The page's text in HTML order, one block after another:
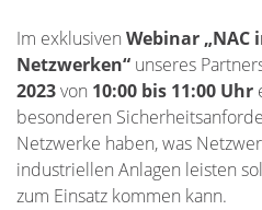
Im exklusiven Webinar
Netzwerken“ unseres
2023von 10:00 bis 11:00 Uhr
besonderen
Netzwerke haben, was
industriellen Anlagen leisten
zum Einsatz kommen kann.